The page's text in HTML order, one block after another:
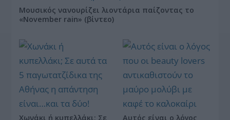
Μουσικός νανουρίζει λιοντάρια παίζοντας το
«November rain» (βίντεο)
Χωνάκι ή κυπελλάκι; Σε
Αυτός είναι ο λόγος